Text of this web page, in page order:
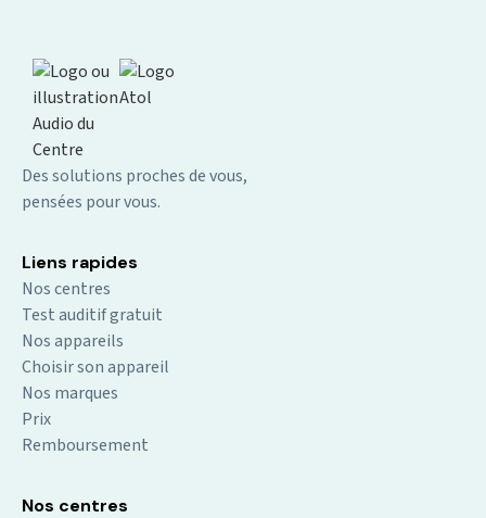
Des solutions proches de vous,
pensées pour vous.
Liens rapides
Nos centres
Test auditif gratuit
Nos appareils
Choisir son appareil
Nos marques
Prix
Remboursement
Nos centres